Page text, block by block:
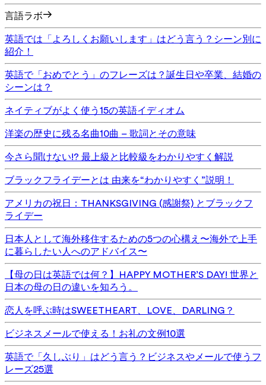
言語ラボ
英語では「よろしくお願いします」はどう言う？シーン別に
紹介！
英語で「おめでとう」のフレーズは？誕生日や卒業、結婚の
シーンは？
ネイティブがよく使う15の英語イディオム
洋楽の歴史に残る名曲10曲 – 歌詞とその意味
今さら聞けない!? 最上級と比較級をわかりやすく解説
ブラックフライデーとは 由来を“わかりやすく”説明！
アメリカの祝日：THANKSGIVING (感謝祭) とブラックフ
ライデー
日本人として海外移住するための5つの心構え〜海外で上手
に暮らしたい人へのアドバイス〜
【母の日は英語では何？】HAPPY MOTHER’S DAY! 世界と
日本の母の日の違いを知ろう。
恋人を呼ぶ時はSWEETHEART、LOVE、DARLING？
ビジネスメールで使える！お礼の文例10選
英語で「久しぶり」はどう言う？ビジネスやメールで使うフ
レーズ25選